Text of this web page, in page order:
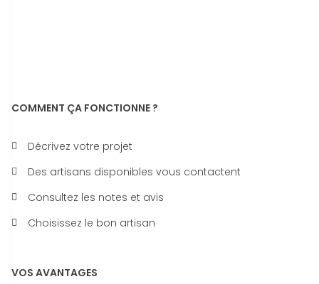
COMMENT ÇA FONCTIONNE ?
Décrivez votre projet
Des artisans disponibles vous contactent
Consultez les notes et avis
Choisissez le bon artisan
VOS AVANTAGES